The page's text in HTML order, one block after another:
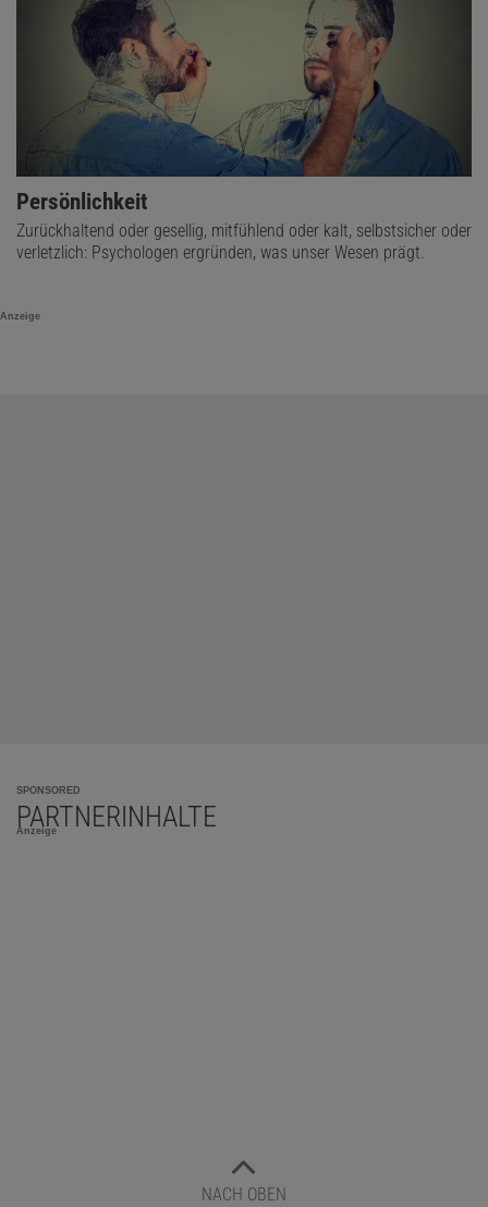
Persönlichkeit
Zurückhaltend oder gesellig, mitfühlend oder kalt, selbstsicher oder
verletzlich: Psychologen ergründen, was unser Wesen prägt.
Anzeige
SPONSORED
PARTNERINHALTE
Anzeige
NACH OBEN